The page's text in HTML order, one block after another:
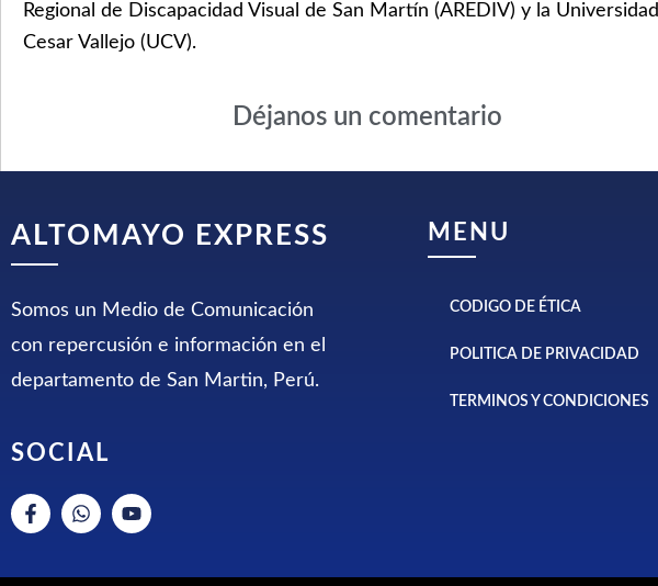
Regional de Discapacidad Visual de San Martín (AREDIV) y la Universidad
Cesar Vallejo (UCV).
Déjanos un comentario
ALTOMAYO EXPRESS
Somos un Medio de Comunicación
con repercusión e información en el
departamento de San Martin, Perú.
SOCIAL
MENU
CODIGO DE ÉTICA
POLITICA DE PRIVACIDAD
TERMINOS Y CONDICIONES